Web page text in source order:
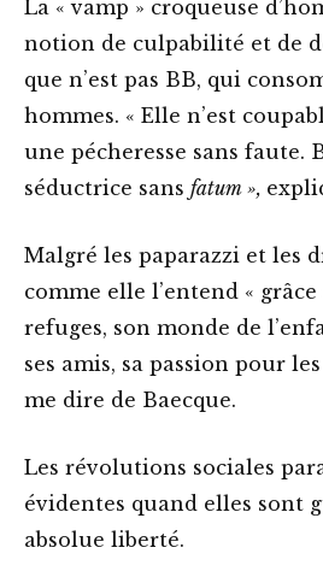
La « vamp » croqueuse
notion de culpabilité et de
que n’est pas BB, qui
hommes. « Elle n’est
une pécheresse sans faute.
séductrice sans fatum »,
Malgré les paparazzi et les
comme elle l’entend « grâce
refuges, son monde de
ses amis, sa passion pour
me dire de Baecque.
Les révolutions sociales
évidentes quand elles sont
absolue liberté.